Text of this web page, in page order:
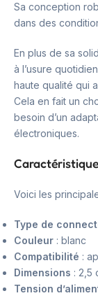
Sa conception
dans des
En plus de sa
à l’usure
haute qualité qui
Cela en fait un
besoin d’un
électroniques.
Voici les
Type de
Couleur : blanc
Compatibilité :
Dimensions : 2,5
Tension